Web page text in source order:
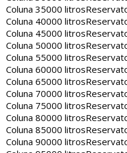
Coluna 35000 litros
Coluna 40000 litros
Coluna 45000 litros
Coluna 50000 litros
Coluna 55000 litros
Coluna 60000 litros
Coluna 65000 litros
Coluna 70000 litros
Coluna 75000 litros
Coluna 80000 litros
Coluna 85000 litros
Coluna 90000 litros